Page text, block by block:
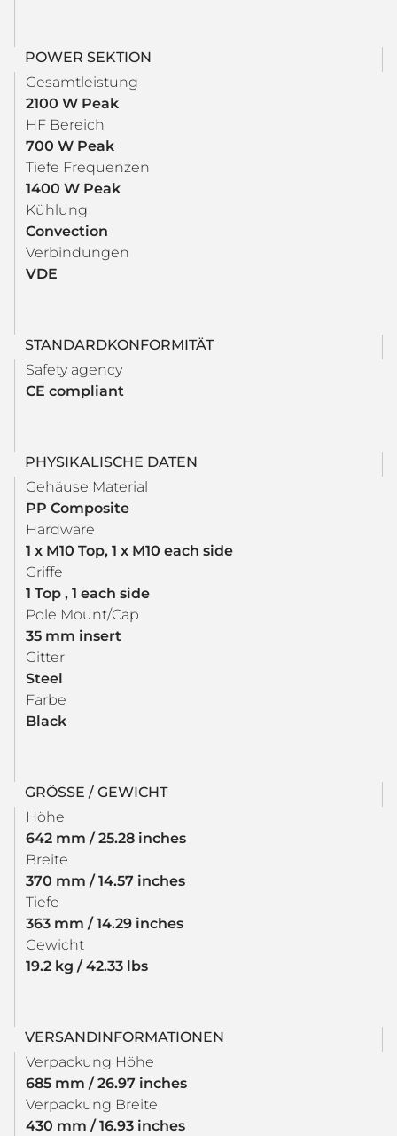
POWER SEKTION
Gesamtleistung
2100 W Peak
HF Bereich
700 W Peak
Tiefe Frequenzen
1400 W Peak
Kühlung
Convection
Verbindungen
VDE
STANDARDKONFORMITÄT
Safety agency
CE compliant
PHYSIKALISCHE DATEN
Gehäuse Material
PP Composite
Hardware
1 x M10 Top, 1 x M10 each side
Griffe
1 Top , 1 each side
Pole Mount/Cap
35 mm insert
Gitter
Steel
Farbe
Black
GRÖSSE / GEWICHT
Höhe
642 mm / 25.28 inches
Breite
370 mm / 14.57 inches
Tiefe
363 mm / 14.29 inches
Gewicht
19.2 kg / 42.33 lbs
VERSANDINFORMATIONEN
Verpackung Höhe
685 mm / 26.97 inches
Verpackung Breite
430 mm / 16.93 inches